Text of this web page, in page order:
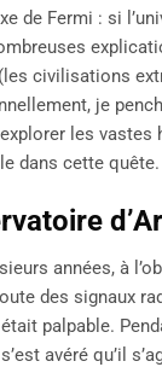
de Fermi : si
civilisations
je
les
dans cette quête.
années, à
des signaux
palpable.
avéré qu’il